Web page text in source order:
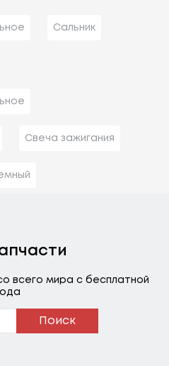
Сальник
Свеча зажигания
всего мира с бесплатной
Поиск